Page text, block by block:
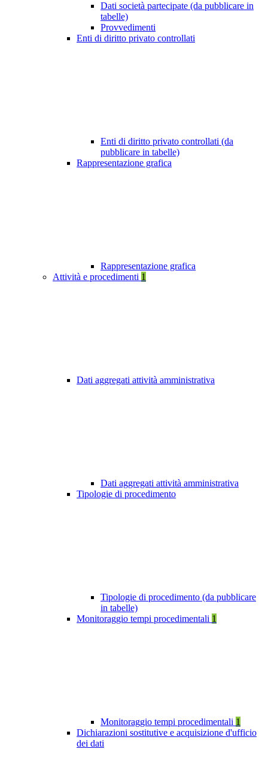
Dati società partecipate (da pubblicare in
tabelle)
Provvedimenti
Enti di diritto privato controllati
Enti di diritto privato controllati (da
pubblicare in tabelle)
Rappresentazione grafica
Rappresentazione grafica
Attività e procedimenti 1
Dati aggregati attività amministrativa
Dati aggregati attività amministrativa
Tipologie di procedimento
Tipologie di procedimento (da pubblicare
in tabelle)
Monitoraggio tempi procedimentali 1
Monitoraggio tempi procedimentali 1
Dichiarazioni sostitutive e acquisizione d'ufficio
dei dati